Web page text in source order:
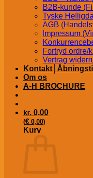
B2B-kunde
Tyske
AGB
Impressum
Fortryd ordre/
Vertrag
Om os
A-H BROCHURE
kr. 0,00
(€ 0,00)
Kurv